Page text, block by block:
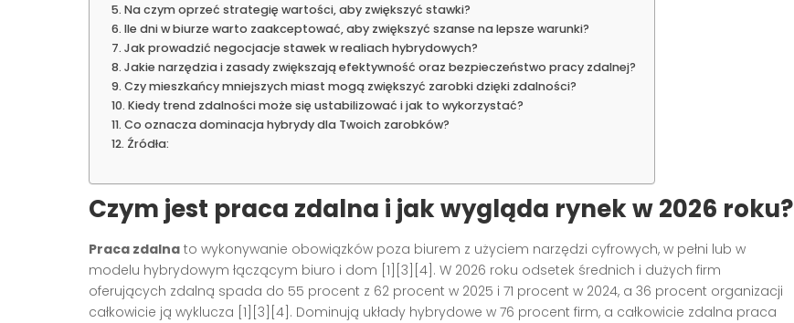
Na czym oprzeć strategię wartości, aby zwiększyć stawki?
Ile dni w biurze warto zaakceptować, aby zwiększyć szanse na lepsze warunki?
Jak prowadzić negocjacje stawek w realiach hybrydowych?
Jakie narzędzia i zasady zwiększają efektywność oraz bezpieczeństwo pracy zdalnej?
Czy mieszkańcy mniejszych miast mogą zwiększyć zarobki dzięki zdalności?
Kiedy trend zdalności może się ustabilizować i jak to wykorzystać?
Co oznacza dominacja hybrydy dla Twoich zarobków?
Źródła:
Czym jest praca zdalna i jak wygląda rynek w 2026 roku?
Praca zdalna to wykonywanie obowiązków poza biurem z użyciem narzędzi cyfrowych, w pełni lub w
modelu hybrydowym łączącym biuro i dom [1][3][4]. W 2026 roku odsetek średnich i dużych firm
oferujących zdalną spada do 55 procent z 62 procent w 2025 i 71 procent w 2024, a 36 procent organizacji
całkowicie ją wyklucza [1][3][4]. Dominują układy hybrydowe w 76 procent firm, a całkowicie zdalna praca